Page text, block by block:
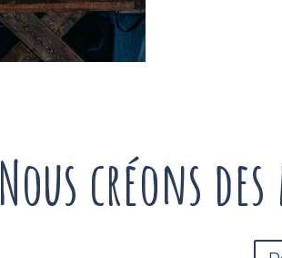
Nous créons